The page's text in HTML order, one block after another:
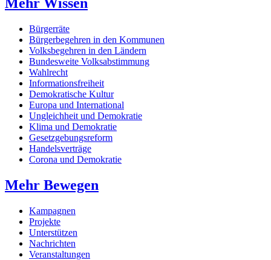
Mehr Wissen
Bürgerräte
Bürgerbegehren in den Kommunen
Volksbegehren in den Ländern
Bundesweite Volksabstimmung
Wahlrecht
Informationsfreiheit
Demokratische Kultur
Europa und International
Ungleichheit und Demokratie
Klima und Demokratie
Gesetzgebungsreform
Handelsverträge
Corona und Demokratie
Mehr Bewegen
Kampagnen
Projekte
Unterstützen
Nachrichten
Veranstaltungen